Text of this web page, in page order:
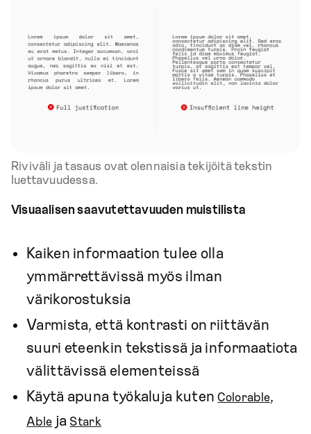
Riviväli ja tasaus ovat olennaisia tekijöitä tekstin
luettavuudessa.
Visuaalisen saavutettavuuden muistilista
Kaiken informaation tulee olla
ymmärrettävissä myös ilman
värikorostuksia
Varmista, että kontrasti on riittävän
suuri eteenkin tekstissä ja informaatiota
välittävissä elementeissä
Käytä apuna työkaluja kutenColorable,
Able ja Stark